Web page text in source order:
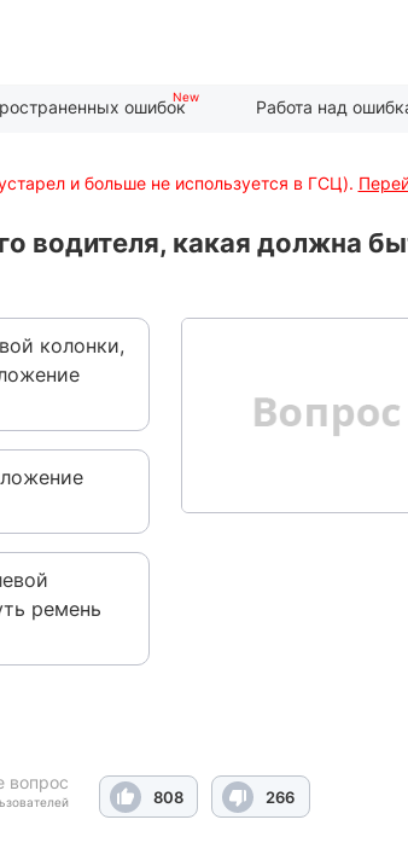
ошибок Работа над
и больше не используется в ГСЦ).
водителя, какая должна
колонки,
ремень
вопрос
808 266